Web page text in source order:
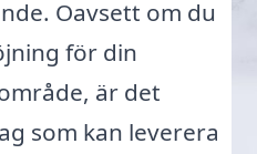
Oavsett om du
för din
är det
som kan leverera